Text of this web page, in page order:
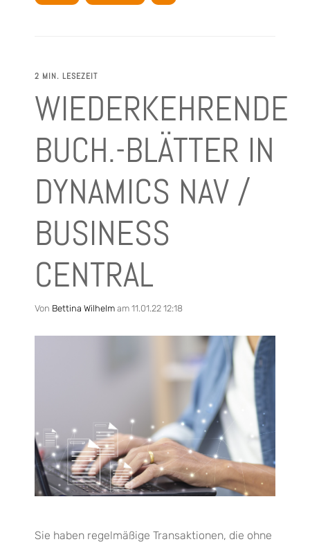
2 MIN. LESEZEIT
WIEDERKEHRENDE
BUCH.-BLÄTTER IN
DYNAMICS NAV /
BUSINESS
CENTRAL
Von Bettina Wilhelm am 11.01.22 12:18
Sie haben regelmäßige Transaktionen, die ohne